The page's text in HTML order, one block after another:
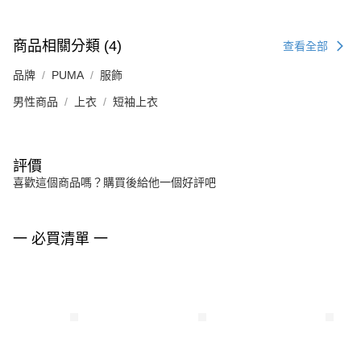
商品相關分類 (4) 查看全部
品牌 PUMA 服飾
男性商品 上衣 短袖上衣
評價
喜歡這個商品嗎？購買後給他一個好評吧
一 必買清單 一